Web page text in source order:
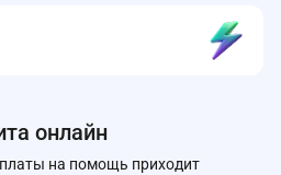
онлайн
на помощь приходит